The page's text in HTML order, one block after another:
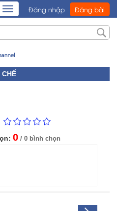
TOGGLE
NAVIGATION
Đăng nhập Đăng bài
CHẾ
0 / 0 bình chọn